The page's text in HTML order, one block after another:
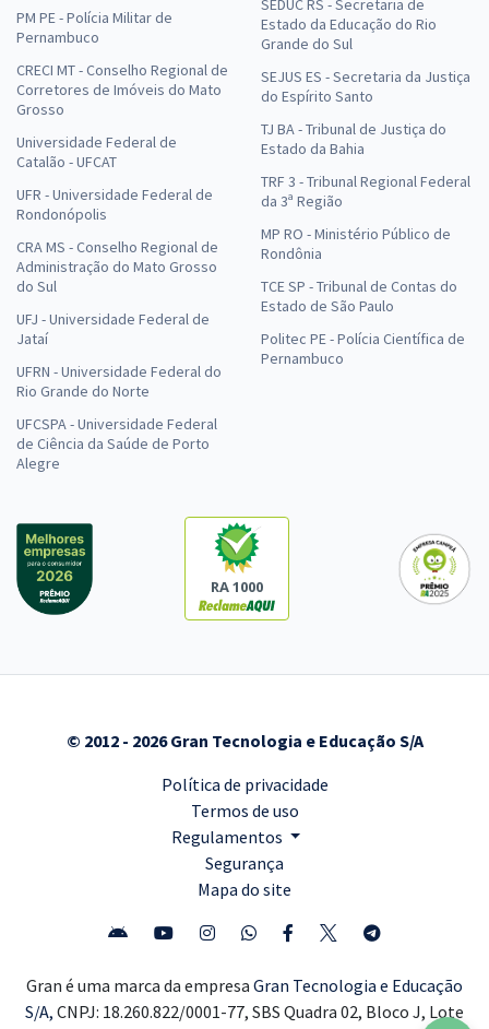
PM PE - Polícia Militar de
Pernambuco
CRECI MT - Conselho Regional de
Corretores de Imóveis do Mato
Grosso
Universidade Federal de
Catalão - UFCAT
UFR - Universidade Federal de
Rondonópolis
CRA MS - Conselho Regional de
Administração do Mato Grosso
do Sul
UFJ - Universidade Federal de
Jataí
UFRN - Universidade Federal do
Rio Grande do Norte
UFCSPA - Universidade Federal
de Ciência da Saúde de Porto
Alegre
SEDUC RS - Secretaria de
Estado da Educação do Rio
Grande do Sul
SEJUS ES - Secretaria da Justiça
do Espírito Santo
TJ BA - Tribunal de Justiça do
Estado da Bahia
TRF 3 - Tribunal Regional Federal
da 3ª Região
MP RO - Ministério Público de
Rondônia
TCE SP - Tribunal de Contas do
Estado de São Paulo
Politec PE - Polícia Científica de
Pernambuco
RA 1000
© 2012 - 2026 Gran Tecnologia e Educação S/A
Política de privacidade
Termos de uso
Regulamentos
Segurança
Mapa do site
Gran é uma marca da empresa Gran Tecnologia e Educação
S/A, CNPJ: 18.260.822/0001-77, SBS Quadra 02, Bloco J, Lote